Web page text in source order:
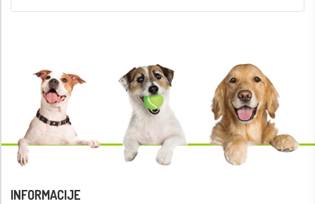
INFORMACIJE